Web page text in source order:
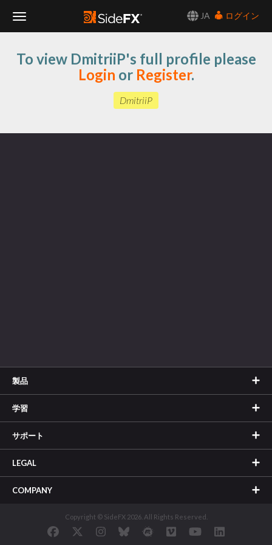
JA
ログイン
Navigation
To view DmitriiP's full profile please
Login or Register.
DmitriiP
製品
学習
サポート
LEGAL
COMPANY
Copyright © SideFX 2026. All Rights Reserved.